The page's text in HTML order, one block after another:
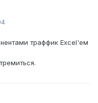
траффик Excel'ем